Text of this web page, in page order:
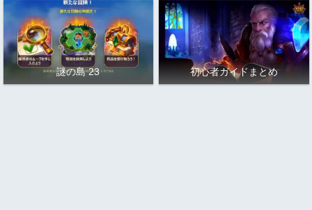
謎の島 23 初心者ガイドまとめ